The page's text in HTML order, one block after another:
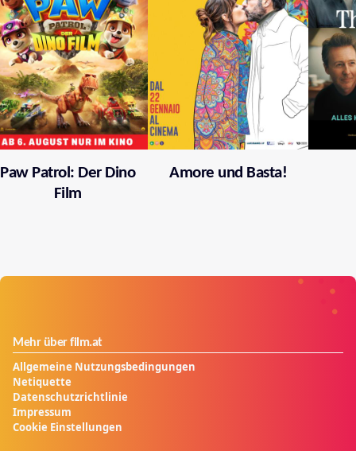
Paw Patrol: Der Dino
Film
Amore und Basta!
Mehr über film.at
Allgemeine Nutzungsbedingungen
Netiquette
Datenschutzrichtlinie
Impressum
Cookie Einstellungen